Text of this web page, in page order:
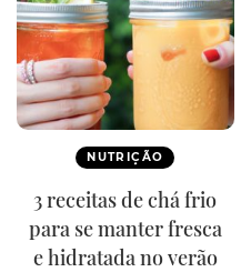
NUTRIÇÃO
3 receitas de chá frio
para se manter fresca
e hidratada no verão